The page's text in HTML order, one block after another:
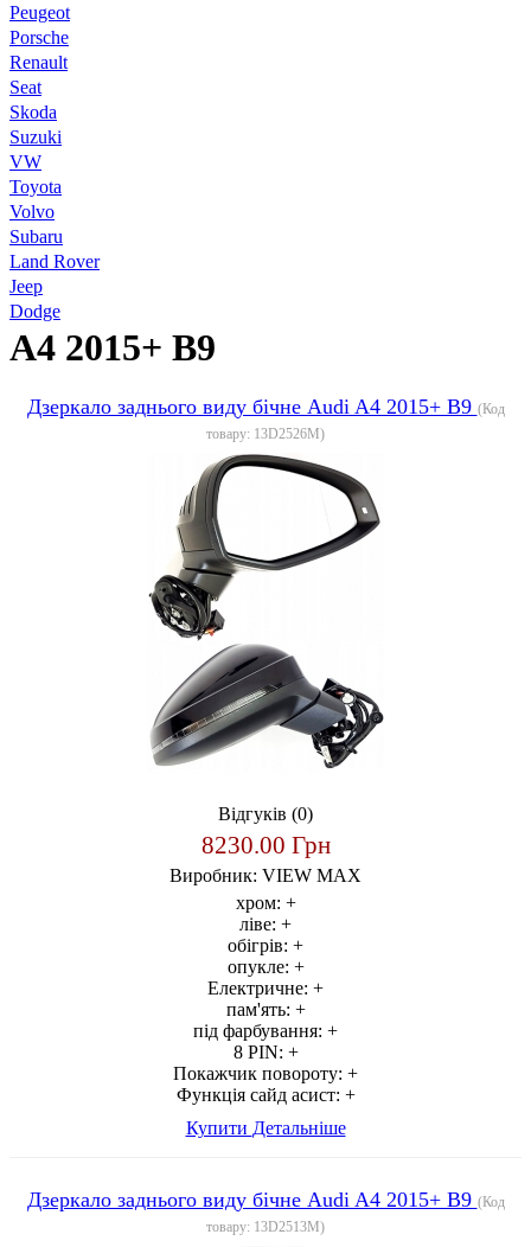
Peugeot
Porsche
Renault
Seat
Skoda
Suzuki
VW
Toyota
Volvo
Subaru
Land Rover
Jeep
Dodge
A4 2015+ B9
Дзеркало заднього виду бічне Audi A4 2015+ B9 (Код
товару: 13D2526M)
Відгуків (0)
8230.00 Грн
Виробник: VIEW MAX
хром: +
ліве: +
обігрів: +
опукле: +
Електричне: +
пам'ять: +
під фарбування: +
8 PIN: +
Покажчик повороту: +
Функція сайд асист: +
Купити Детальніше
Дзеркало заднього виду бічне Audi A4 2015+ B9 (Код
товару: 13D2513M)